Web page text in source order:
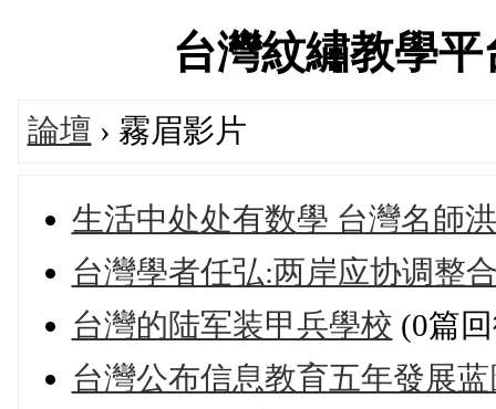
台灣紋繡教學
論壇 › 霧眉影片
生活中处处有数學 台灣名師
台灣學者任弘:两岸应协调整
台灣的陆军装甲兵學校 (0篇
台灣公布信息教育五年發展蓝